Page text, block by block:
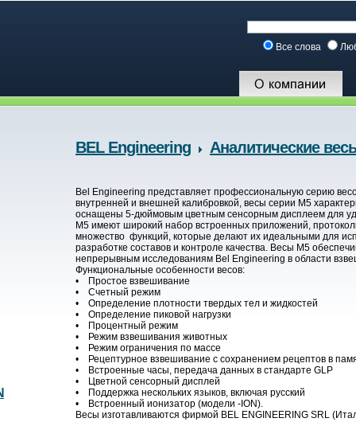
Все слова
BEL Engineering Аналитические
Bel Engineering представляет профессиональную серию
внутренней и внешней калибровкой, весы серии M5
оснащены 5-дюймовым цветным сенсорным дисплеем для
M5 имеют широкий набор встроенных приложений,
множество функций, которые делают их идеальными для
разработке составов и контроле качества. Весы M5
непрерывным исследованиям Bel Engineering в области
Функциональные особенности весов:
• Простое взвешивание
• Счетный режим
• Определение плотности твердых тел и жидкостей
• Определение пиковой нагрузки
• Процентный режим
• Режим взвешивания животных
• Режим ограничения по массе
• Рецептурное взвешивание с сохранением рецептов в
• Встроенные часы, передача данных в стандарте GLP
• Цветной сенсорный дисплей
• Поддержка нескольких языков, включая русский
• Встроенный ионизатор (модели -ION).
Весы изготавливаются фирмой BEL ENGINEERING SRL